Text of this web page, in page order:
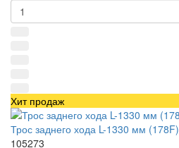
Хит продаж
Трос заднего хода L-1330 мм (178F)
105273